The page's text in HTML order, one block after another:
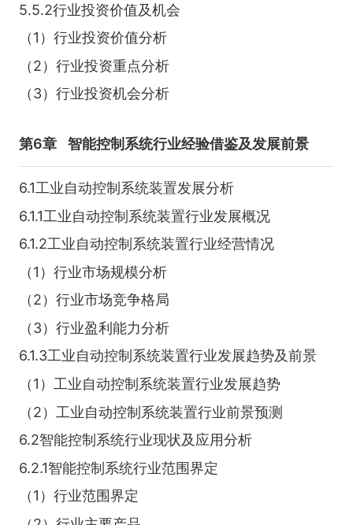
5.5.2行业投资价值及机会
（1）行业投资价值分析
（2）行业投资重点分析
（3）行业投资机会分析
第6章 智能控制系统行业经验借鉴及发展前景
6.1工业自动控制系统装置发展分析
6.1.1工业自动控制系统装置行业发展概况
6.1.2工业自动控制系统装置行业经营情况
（1）行业市场规模分析
（2）行业市场竞争格局
（3）行业盈利能力分析
6.1.3工业自动控制系统装置行业发展趋势及前景
（1）工业自动控制系统装置行业发展趋势
（2）工业自动控制系统装置行业前景预测
6.2智能控制系统行业现状及应用分析
6.2.1智能控制系统行业范围界定
（1）行业范围界定